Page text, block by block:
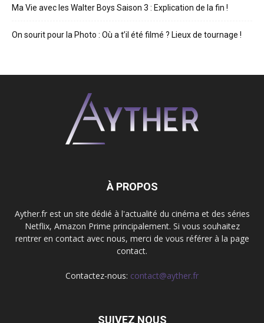
Ma Vie avec les Walter Boys Saison 3 : Explication de la fin !
On sourit pour la Photo : Où a t’il été filmé ? Lieux de tournage !
À PROPOS
Ayther.fr est un site dédié à l'actualité du cinéma et des séries
Netflix, Amazon Prime principalement. Si vous souhaitez
rentrer en contact avec nous, merci de vous référer à la page
contact.
Contactez-nous: contact@ayther.fr
SUIVEZ NOUS